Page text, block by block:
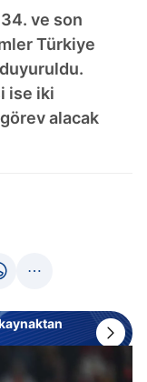
ve son
Türkiye
ise iki
alacak